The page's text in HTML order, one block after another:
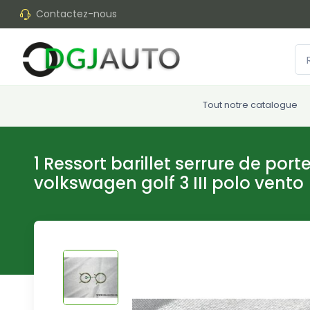
Contactez-nous
Tout notre catalogue
1 Ressort barillet serrure de
volkswagen golf 3 III polo vento